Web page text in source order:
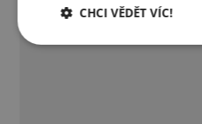
CHCI VĚDĚT VÍC!